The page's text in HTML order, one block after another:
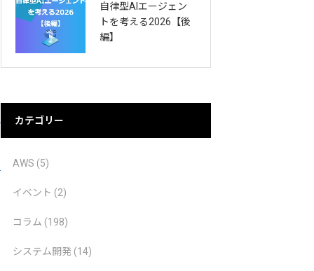
自律型AIエージェン
トを考える2026【後
編】
カテゴリー
AWS (5)
イベント (2)
コラム (198)
システム開発 (14)